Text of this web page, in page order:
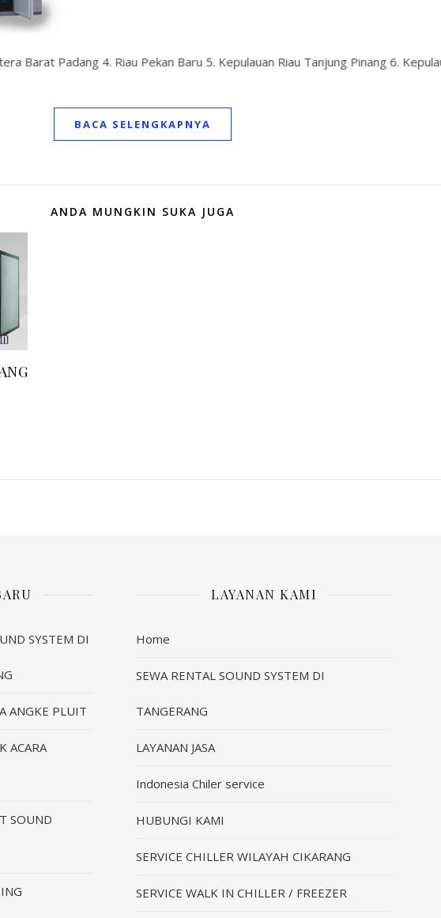
Darussalam Banda Aceh 2.
BACA SELENGKAPNYA
ANDA MUNGKIN SUKA JUGA
SYSTEM DI
ANGKE PLUIT
ACARA
SOUND
LAYANAN KAMI
Home
SEWA RENTAL SOUND SYSTEM DI
TANGERANG
LAYANAN JASA
Indonesia Chiler service
HUBUNGI KAMI
SERVICE CHILLER WILAYAH CIKARANG
SERVICE WALK IN CHILLER / FREEZER